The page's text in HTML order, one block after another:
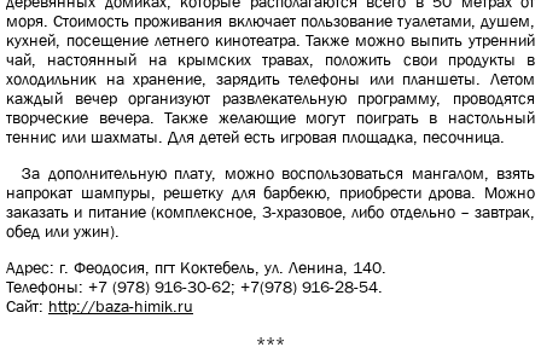
моря. Стоимость проживания включает пользование туалетами, душем,
кухней, посещение летнего кинотеатра. Также можно выпить утренний
чай, настоянный на крымских травах, положить свои продукты в
холодильник на хранение, зарядить телефоны или планшеты. Летом
каждый вечер организуют развлекательную программу, проводятся
творческие вечера. Также желающие могут поиграть в настольный
теннис или шахматы. Для детей есть игровая площадка, песочница.
За дополнительную плату, можно воспользоваться мангалом, взять
напрокат шампуры, решетку для барбекю, приобрести дрова. Можно
заказать и питание (комплексное, 3-хразовое, либо отдельно – завтрак,
обед или ужин).
Адрес: г. Феодосия, пгт Коктебель, ул. Ленина, 140.
Телефоны: +7 (978) 916-30-62; +7(978) 916-28-54.
Сайт: http://baza-himik.ru
***